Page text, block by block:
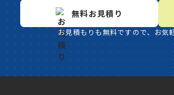
無料お見積り
お見積もりも無料ですので、お気